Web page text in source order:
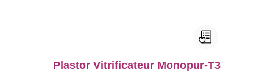
Plastor Vitrificateur Monopur-T3